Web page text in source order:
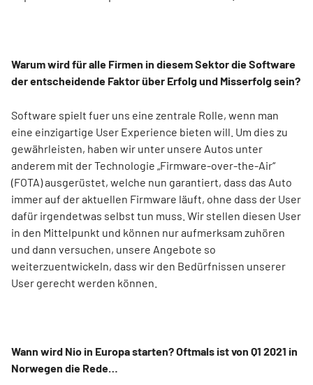
Warum wird für alle Firmen in diesem Sektor die Software
der entscheidende Faktor über Erfolg und Misserfolg sein?
Software spielt fuer uns eine zentrale Rolle, wenn man
eine einzigartige User Experience bieten will. Um dies zu
gewährleisten, haben wir unter unsere Autos unter
anderem mit der Technologie „Firmware-over-the-Air“
(FOTA) ausgerüstet, welche nun garantiert, dass das Auto
immer auf der aktuellen Firmware läuft, ohne dass der User
dafür irgendetwas selbst tun muss. Wir stellen diesen User
in den Mittelpunkt und können nur aufmerksam zuhören
und dann versuchen, unsere Angebote so
weiterzuentwickeln, dass wir den Bedürfnissen unserer
User gerecht werden können.
Wann wird Nio in Europa starten? Oftmals ist von Q1 2021 in
Norwegen die Rede…